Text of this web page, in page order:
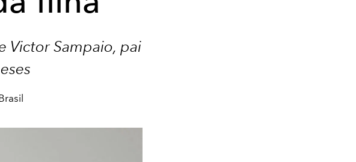
Victor Sampaio, pai